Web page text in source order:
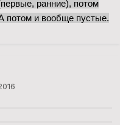
ранние), потом
потом и вообще пустые.